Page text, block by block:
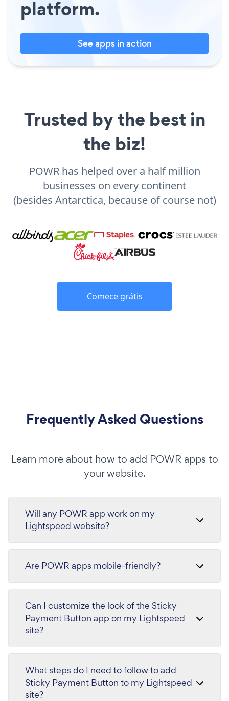
platform.
See apps in action
Trusted by the best in
the biz!
POWR has helped over a half million
businesses on every continent
(besides Antarctica, because of course not)
Comece grátis
Frequently Asked Questions
Learn more about how to add POWR apps to
your website.
Will any POWR app work on my
Lightspeed website?
Are POWR apps mobile-friendly?
Can I customize the look of the Sticky
Payment Button app on my Lightspeed
site?
What steps do I need to follow to add
Sticky Payment Button to my Lightspeed
site?